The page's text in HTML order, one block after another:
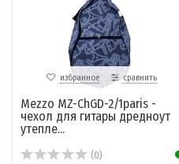
избранное сравнить
Mezzo MZ-ChGD-2/1paris -
чехол для гитары дредноут
утепле...
(0)